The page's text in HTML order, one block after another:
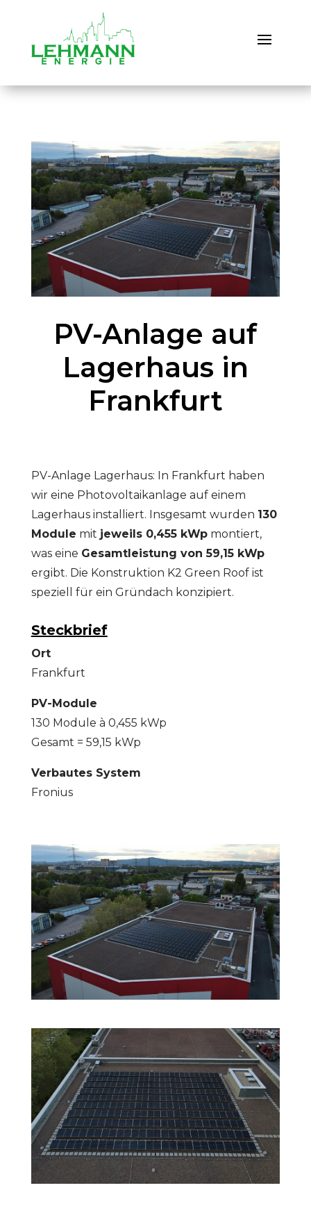
PV-Anlage auf
Lagerhaus in
Frankfurt
PV-Anlage Lagerhaus: In Frankfurt haben
wir eine Photovoltaikanlage auf einem
Lagerhaus installiert. Insgesamt wurden 130
Module mit jeweils 0,455 kWpmontiert,
was eine Gesamtleistung von 59,15 kWp
ergibt. Die Konstruktion K2 Green Roof ist
speziell für ein Gründach konzipiert.
Steckbrief
Ort
Frankfurt
PV-Module
130 Module à 0,455 kWp
Gesamt = 59,15 kWp
Verbautes System
Fronius